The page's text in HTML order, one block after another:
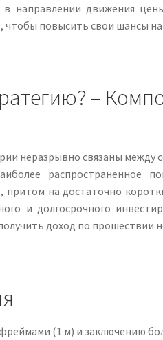
направлении движения
повысить свои шансы на
–
неразрывно связаны между
распространенное
на достаточно
и долгосрочного
доход по прошествии
(1 м) и заключению